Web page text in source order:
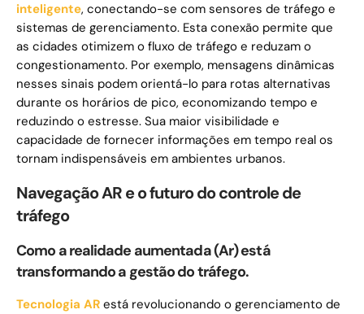
inteligente, conectando-se com sensores de tráfego e
sistemas de gerenciamento. Esta conexão permite que
as cidades otimizem o fluxo de tráfego e reduzam o
congestionamento. Por exemplo, mensagens dinâmicas
nesses sinais podem orientá-lo para rotas alternativas
durante os horários de pico, economizando tempo e
reduzindo o estresse. Sua maior visibilidade e
capacidade de fornecer informações em tempo real os
tornam indispensáveis ​​em ambientes urbanos.
Navegação AR e o futuro do controle de
tráfego
Como a realidade aumentada (Ar) está
transformando a gestão do tráfego.
Tecnologia AR está revolucionando o gerenciamento de